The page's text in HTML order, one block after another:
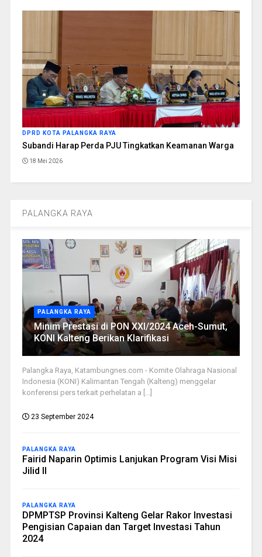
DPRD KOTA PALANGKA RAYA
Subandi Harap Perda PJU Tingkatkan Keamanan Warga
18 Mei 2026
PALANGKA RAYA
PALANGKA RAYA
Minim Prestasi di PON XXI/2024 Aceh-Sumut,
KONI Kalteng Berikan Klarifikasi
Palangka Raya, Katambungnes.com - Komite Olahraga Nasional
Indonesia (KONI) Kalimantan Tengah (Kalteng) menggelar
konferensi pers terkait perhelatan a [...]
23 September 2024
PALANGKA RAYA
Fairid Naparin Optimis Lanjukan Program Visi Misi
Jilid II
PALANGKA RAYA
DPMPTSP Provinsi Kalteng Gelar Rakor Investasi
Pengisian Capaian dan Target Investasi Tahun
2024